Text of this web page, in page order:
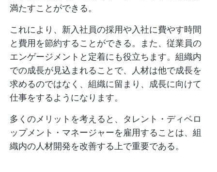
満たすことができる。
これにより、新入社員の採用や入社に費やす時間
と費用を節約することができる。また、従業員の
エンゲージメントと定着にも役立ちます。組織内
での成長が見込まれることで、人材は他で成長を
求めるのではなく、組織に留まり、成長に向けて
仕事をするようになります。
多くのメリットを考えると、タレント・ディベロ
ップメント・マネージャーを雇用することは、組
織内の人材開発を改善する上で重要である。